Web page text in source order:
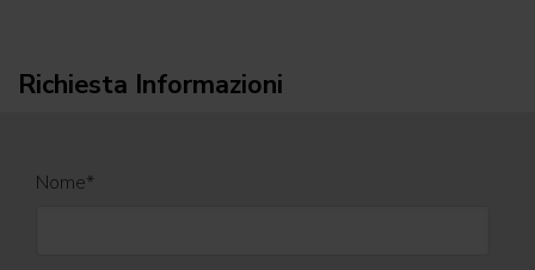
Richiesta Informazioni
Nome*